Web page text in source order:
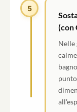
5
(con
Nelle